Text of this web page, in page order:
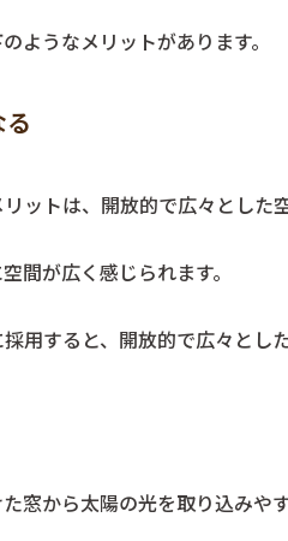
ようなメリットがあります。
ットは、開放的で広々とした
間が広く感じられます。
用すると、開放的で広々とし
窓から太陽の光を取り込みや